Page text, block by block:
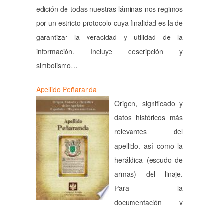
edición de todas nuestras láminas nos regimos
por un estricto protocolo cuya finalidad es la de
garantizar la veracidad y utilidad de la
información. Incluye descripción y
simbolismo…
Apellido Peñaranda
Origen, significado y
datos históricos más
relevantes del
apellido, así como la
heráldica (escudo de
armas) del linaje.
Para la
documentación y